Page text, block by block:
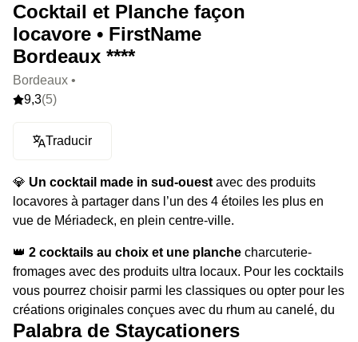
Cocktail et Planche façon
locavore • FirstName
Bordeaux ****
Bordeaux •
9,3(5)
Traducir
💎 Un cocktail made in sud-ouest avec des produits
locavores à partager dans l’un des 4 étoiles les plus en
vue de Mériadeck, en plein centre-ville.
👑 2 cocktails au choix et une planche charcuterie-
fromages avec des produits ultra locaux. Pour les cocktails
vous pourrez choisir parmi les classiques ou opter pour les
créations originales conçues avec du rhum au canelé, du
bourbon au parmesan ou de la mousse de sauterne au
Palabra de Staycationers